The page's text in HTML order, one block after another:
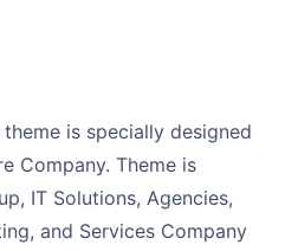
theme is specially designed
Company. Theme is
IT Solutions, Agencies,
and Services Company